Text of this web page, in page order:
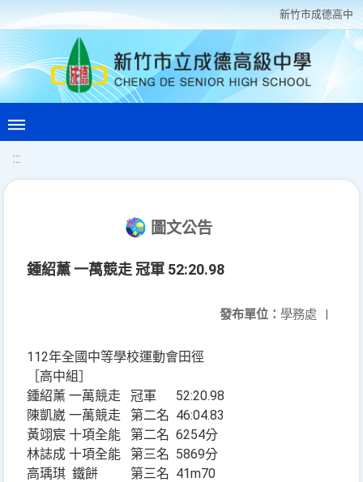
新竹巿成德高中
:::
圖文公告
鍾紹薰 一萬競走 冠軍 52:20.98
發布單位： 學務處 |
112年全國中等學校運動會田徑
［高中組］
鍾紹薰 一萬競走 冠軍 52:20.98
陳凱崴 一萬競走 第二名 46:04.83
黃翊宸 十項全能 第二名 6254分
林誌成 十項全能 第三名 5869分
高瑀琪 鐵餅 第三名 41m70